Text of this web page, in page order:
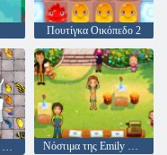
Πουτίγκα Οικόπεδο 2
Πεταλούδα Kyodai HD Νόστιμα της Emily Home Sweet Home